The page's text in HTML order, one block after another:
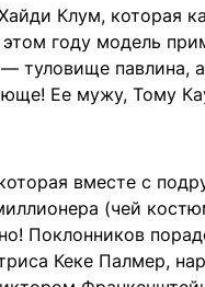
Клум, которая
году модель
павлина, а
Ее мужу, Тому
вместе с
(чей
Поклонников
Кеке Палмер,